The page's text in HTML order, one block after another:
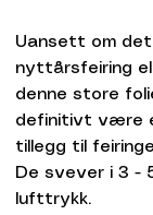
Uansett om det
nyttårsfeiring
denne store
definitivt være
tillegg til
De svever i 3 -
lufttrykk.